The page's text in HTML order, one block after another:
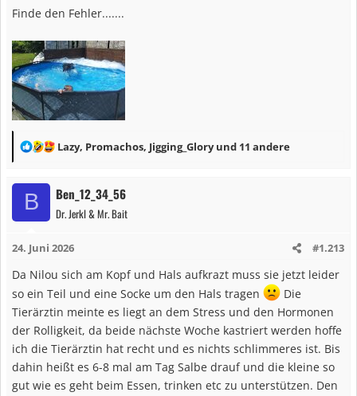
Finde den Fehler.......
R
k
t
o
e
:
Lazy, Promachos, Jigging_Gloryund 11 andere
B Ben_12_34_56
Dr. Jerkl & Mr. Bait
24. Juni 2026 #1.213
Da Nilou sich am Kopf und Hals aufkrazt muss sie jetzt leider
so ein Teil und eine Socke um den Hals tragen
Die
Tierärztin meinte es liegt an dem Stress und den Hormonen
der Rolligkeit, da beide nächste Woche kastriert werden hoffe
ich die Tierärztin hat recht und es nichts schlimmeres ist. Bis
dahin heißt es 6-8 mal am Tag Salbe drauf und die kleine so
gut wie es geht beim Essen, trinken etc zu unterstützen. Den